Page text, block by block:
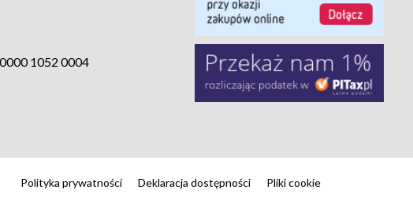
1052 0004
Polityka prywatności Deklaracja dostępności Pliki cookie